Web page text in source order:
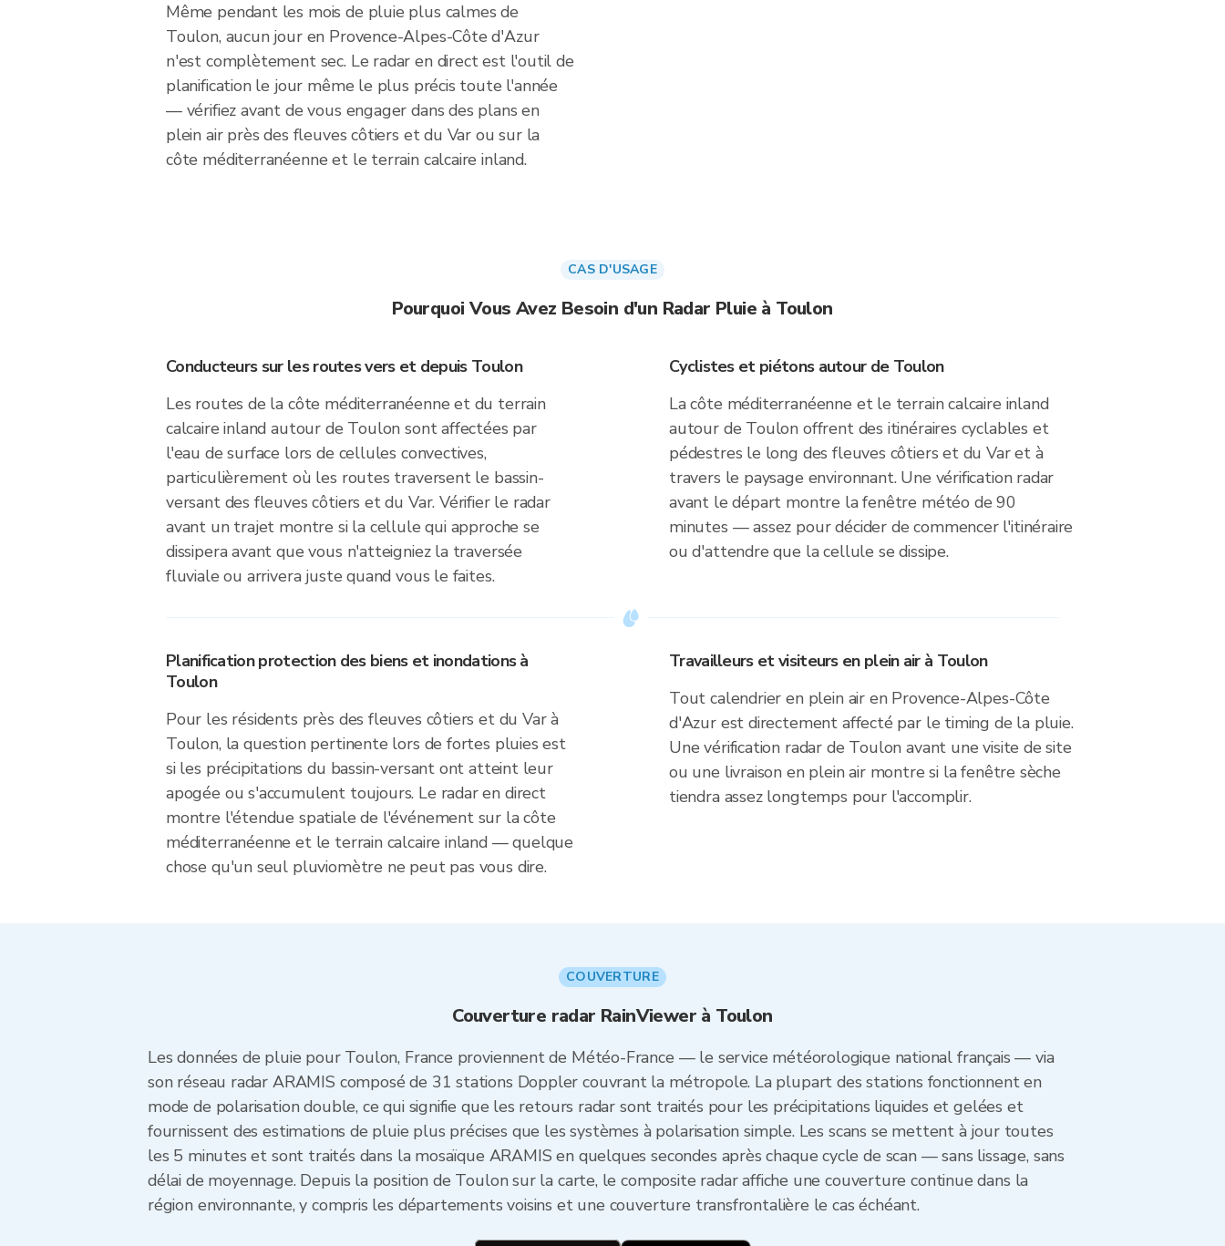
Même pendant les mois de pluie plus calmes de
Toulon, aucun jour en Provence-Alpes-Côte d'Azur
n'est complètement sec. Le radar en direct est l'outil de
planification le jour même le plus précis toute l'année
— vérifiez avant de vous engager dans des plans en
plein air près des fleuves côtiers et du Var ou sur la
côte méditerranéenne et le terrain calcaire inland.
CAS D'USAGE
Pourquoi Vous Avez Besoin d'un Radar Pluie à Toulon
Conducteurs sur les routes vers et depuis Toulon
Les routes de la côte méditerranéenne et du terrain
calcaire inland autour de Toulon sont affectées par
l'eau de surface lors de cellules convectives,
particulièrement où les routes traversent le bassin-
versant des fleuves côtiers et du Var. Vérifier le radar
avant un trajet montre si la cellule qui approche se
dissipera avant que vous n'atteigniez la traversée
fluviale ou arrivera juste quand vous le faites.
Cyclistes et piétons autour de Toulon
La côte méditerranéenne et le terrain calcaire inland
autour de Toulon offrent des itinéraires cyclables et
pédestres le long des fleuves côtiers et du Var et à
travers le paysage environnant. Une vérification radar
avant le départ montre la fenêtre météo de 90
minutes — assez pour décider de commencer l'itinéraire
ou d'attendre que la cellule se dissipe.
Planification protection des biens et inondations à
Toulon
Pour les résidents près des fleuves côtiers et du Var à
Toulon, la question pertinente lors de fortes pluies est
si les précipitations du bassin-versant ont atteint leur
apogée ou s'accumulent toujours. Le radar en direct
montre l'étendue spatiale de l'événement sur la côte
méditerranéenne et le terrain calcaire inland — quelque
chose qu'un seul pluviomètre ne peut pas vous dire.
Travailleurs et visiteurs en plein air à Toulon
Tout calendrier en plein air en Provence-Alpes-Côte
d'Azur est directement affecté par le timing de la pluie.
Une vérification radar de Toulon avant une visite de site
ou une livraison en plein air montre si la fenêtre sèche
tiendra assez longtemps pour l'accomplir.
COUVERTURE
Couverture radar RainViewer à Toulon
Les données de pluie pour Toulon, France proviennent de Météo-France — le service météorologique national français — via
son réseau radar ARAMIS composé de 31 stations Doppler couvrant la métropole. La plupart des stations fonctionnent en
mode de polarisation double, ce qui signifie que les retours radar sont traités pour les précipitations liquides et gelées et
fournissent des estimations de pluie plus précises que les systèmes à polarisation simple. Les scans se mettent à jour toutes
les 5 minutes et sont traités dans la mosaïque ARAMIS en quelques secondes après chaque cycle de scan — sans lissage, sans
délai de moyennage. Depuis la position de Toulon sur la carte, le composite radar affiche une couverture continue dans la
région environnante, y compris les départements voisins et une couverture transfrontalière le cas échéant.